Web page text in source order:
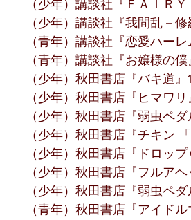
（少年）講談社『ＦＡＩＲＹ
（少年）講談社『我間乱－修
（青年）講談社『恋愛ハーレ
（青年）講談社『お嬢様の僕
（少年）秋田書店『バキ道』1
（少年）秋田書店『ヒマワリ
（少年）秋田書店『弱虫ペダ
（少年）秋田書店『チキン 「
（少年）秋田書店『ドロップ
（少年）秋田書店『フルアヘ
（少年）秋田書店『弱虫ペダ
（青年）秋田書店『アイドル